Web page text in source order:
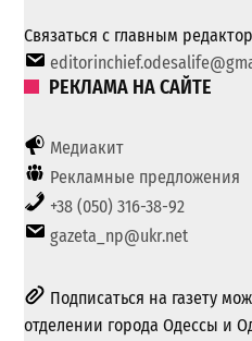
Связаться с главным
РЕКЛАМА НА САЙТЕ
Медиакит
Рекламные предложения
+38 (050) 316-38-92
gazeta_np@ukr.net
Подписаться на газету
отделении города Одессы и